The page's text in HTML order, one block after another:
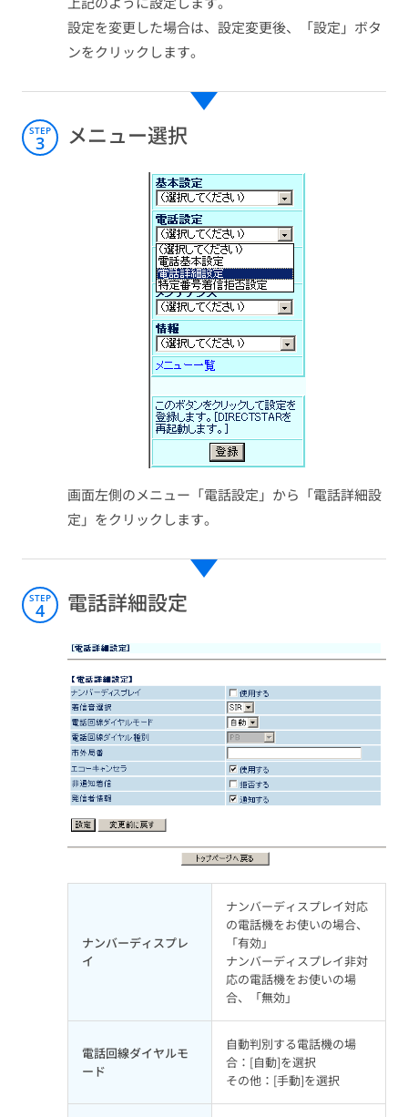
設定を変更した場合は、設定変更後、「設定」ボタ
ンをクリックします。
STEP
3 メニュー選択
画面左側のメニュー「電話設定」から「電話詳細設
定」をクリックします。
STEP
4 電話詳細設定
ナンバーディスプレ
イ
ナンバーディスプレイ対応
の電話機をお使いの場合、
「有効」
ナンバーディスプレイ非対
応の電話機をお使いの場
合、「無効」
電話回線ダイヤルモ
ード
自動判別する電話機の場
合：[自動]を選択
その他：[手動]を選択